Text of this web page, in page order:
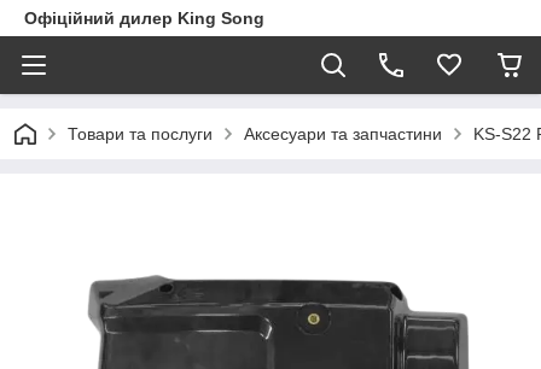
Офіційний дилер King Song
Товари та послуги Аксесуари та запчастини KS-S22